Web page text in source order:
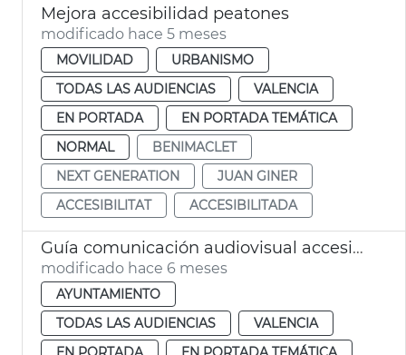
Mejora accesibilidad peatones
modificado hace 5 meses
MOVILIDAD
URBANISMO
TODAS LAS AUDIENCIAS
VALENCIA
EN PORTADA
EN PORTADA TEMÁTICA
NORMAL
BENIMACLET
NEXT GENERATION
JUAN GINER
ACCESIBILITAT
ACCESIBILITADA
Guía comunicación audiovisual accesible València
modificado hace 6 meses
AYUNTAMIENTO
TODAS LAS AUDIENCIAS
VALENCIA